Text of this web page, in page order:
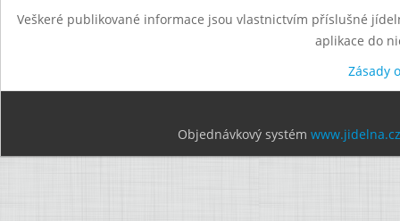
Veškeré publikované informace jsou vlastnictvím příslušné
aplikace do
Zásady
Objednávkový systém www.jidelna.cz